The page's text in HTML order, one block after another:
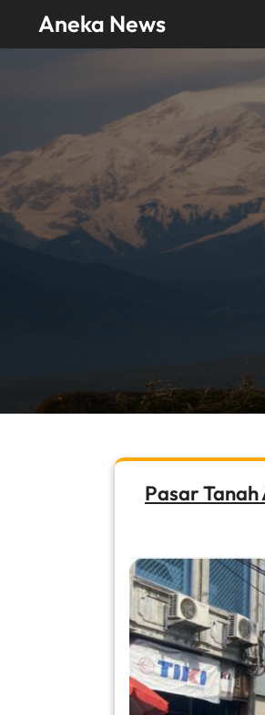
content
Aneka News
Pasar